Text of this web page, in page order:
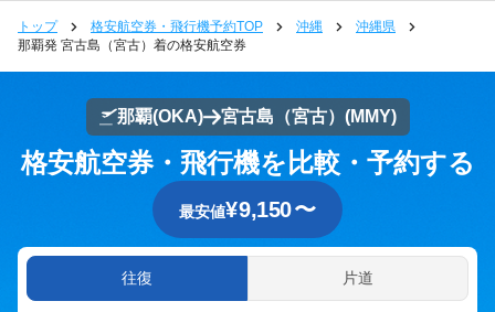
トップ 格安航空券・飛行機予約TOP 沖縄
沖縄県
那覇発 宮古島（宮古）着の格安航空券
那覇(OKA) 宮古島（宮古） (MMY)
格安航空券・飛行機を比較・予約する
最安値¥9,150〜
往復 片道